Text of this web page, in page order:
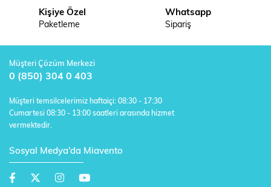
Kişiye Özel
Paketleme
Whatsapp
Sipariş
Müşteri Çözüm Merkezi
0 (850) 304 0 403
Müşteri temsilcelerimiz haftaiçi: 08:30 - 17:30
Cumartesi 08:30 - 13:00 saatleri arasında hizmet
vermektedir.
Sosyal Medya'da Miavento